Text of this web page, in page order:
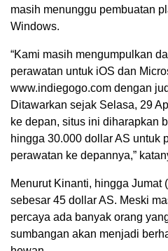
masih menunggu pembuatan
Windows.
“Kami masih mengumpulkan
perawatan untuk iOS dan
www.indiegogo.com dengan
Ditawarkan sejak Selasa, 29
ke depan, situs ini diharapkan
hingga 30.000 dollar AS untuk
perawatan ke depannya,”
Menurut Kinanti, hingga Jumat
sebesar 45 dollar AS. Meski
percaya ada banyak orang
sumbangan akan menjadi